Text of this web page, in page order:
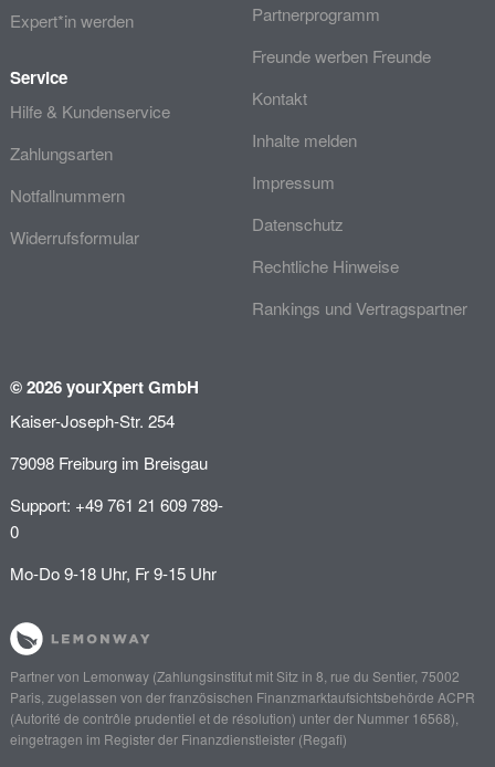
Expert*in werden
Service
Hilfe & Kundenservice
Zahlungsarten
Notfallnummern
Widerrufsformular
Partnerprogramm
Freunde werben Freunde
Kontakt
Inhalte melden
Impressum
Datenschutz
Rechtliche Hinweise
Rankings und Vertragspartner
© 2026 yourXpert GmbH
Kaiser-Joseph-Str. 254
79098 Freiburg im Breisgau
Support: +49 761 21 609 789-
0
Mo-Do 9-18 Uhr, Fr 9-15 Uhr
Partner von Lemonway(Zahlungsinstitut mit Sitz in 8, rue du Sentier, 75002
Paris, zugelassen von der französischen Finanzmarktaufsichtsbehörde ACPR
(Autorité de contrôle prudentiel et de résolution) unter der Nummer 16568),
eingetragen im Register der Finanzdienstleister (Regafi)